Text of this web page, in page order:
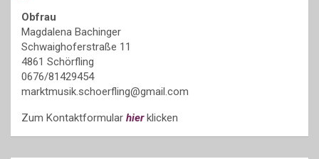
Obfrau
Magdalena Bachinger
Schwaighoferstraße 11
4861 Schörfling
0676/81429454
marktmusik.schoerfling@gmail.com
Zum Kontaktformular hierklicken